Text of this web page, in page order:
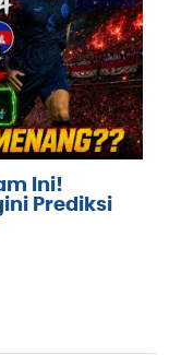
Ini!
Prediksi